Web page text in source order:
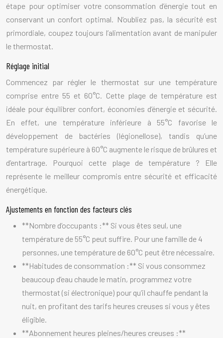
étape pour optimiser votre consommation d’énergie tout en
conservant un confort optimal. N’oubliez pas, la sécurité est
primordiale, coupez toujours l’alimentation avant de manipuler
le thermostat.
Réglage initial
Commencez par régler le thermostat sur une température
comprise entre 55 et 60°C. Cette plage de température est
idéale pour équilibrer confort, économies d’énergie et sécurité.
En effet, une température inférieure à 55°C favorise le
développement de bactéries (légionellose), tandis qu’une
température supérieure à 60°C augmente le risque de brûlures et
d’entartrage. Pourquoi cette plage de température ? Elle
représente le meilleur compromis entre sécurité et efficacité
énergétique.
Ajustements en fonction des facteurs clés
**Nombre d’occupants :** Si vous êtes seul, une
température de 55°C peut suffire. Pour une famille de 4
personnes, une température de 60°C peut être nécessaire.
**Habitudes de consommation :** Si vous consommez
beaucoup d’eau chaude le matin, programmez votre
thermostat (si électronique) pour qu’il chauffe pendant la
nuit, en profitant des tarifs heures creuses si vous y êtes
éligible.
**Abonnement heures pleines/heures creuses :**